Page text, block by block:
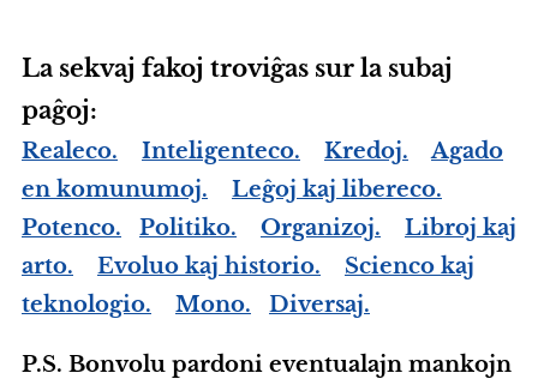
La sekvaj fakoj troviĝas sur la subaj
paĝoj:
Realeco. Inteligenteco. Kredoj.
Agado
en komunumoj.
Leĝoj kaj libereco.
Potenco.
Politiko. Organizoj.
Libroj kaj
arto.
Evoluo kaj historio.
Scienco kaj
teknologio.
Mono. Diversaj.
P.S. Bonvolu pardoni eventualajn mankojn